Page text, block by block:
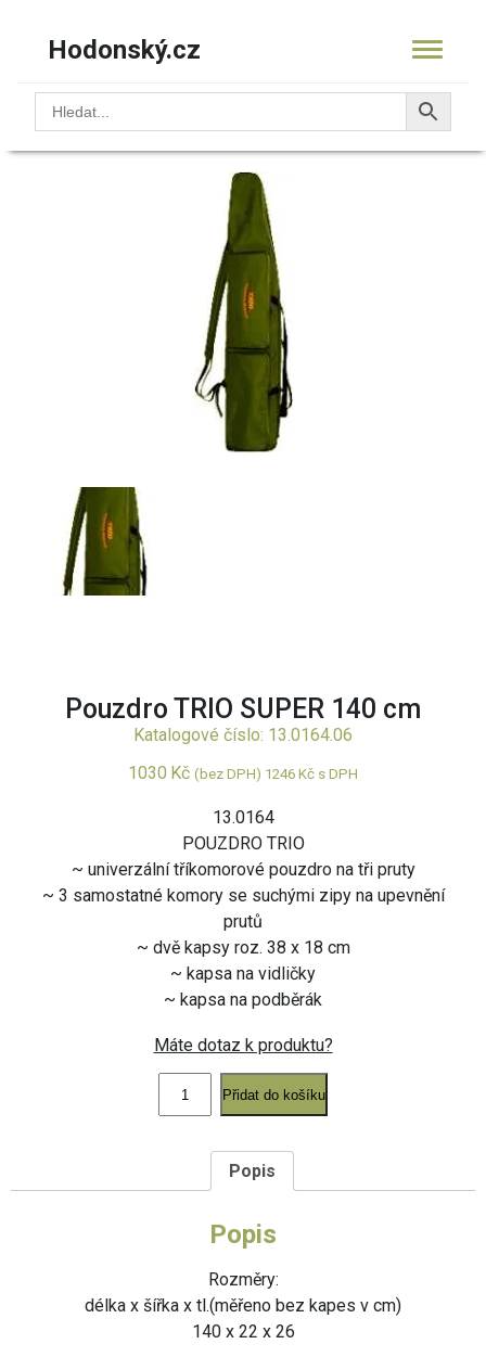
Hodonský.cz
Obchod/Pro rybáře/Pouzdra na rybářské pruty/ Pouzdro
Pouzdro TRIO SUPER 140 cm
Katalogové číslo: 13.0164.06
1030 Kč (bez DPH) 1246 Kč s DPH
13.0164
POUZDRO TRIO
~ univerzální tříkomorové pouzdro na tři pruty
~ 3 samostatné komory se suchými zipy na upevnění
prutů
~ dvě kapsy roz. 38 x 18 cm
~ kapsa na vidličky
~ kapsa na podběrák
Máte dotaz k produktu?
TRIO
SUPER
Přidat do košíku
Popis
Popis
Rozměry:
délka x šířka x tl.(měřeno bez kapes v cm)
140 x 22 x 26